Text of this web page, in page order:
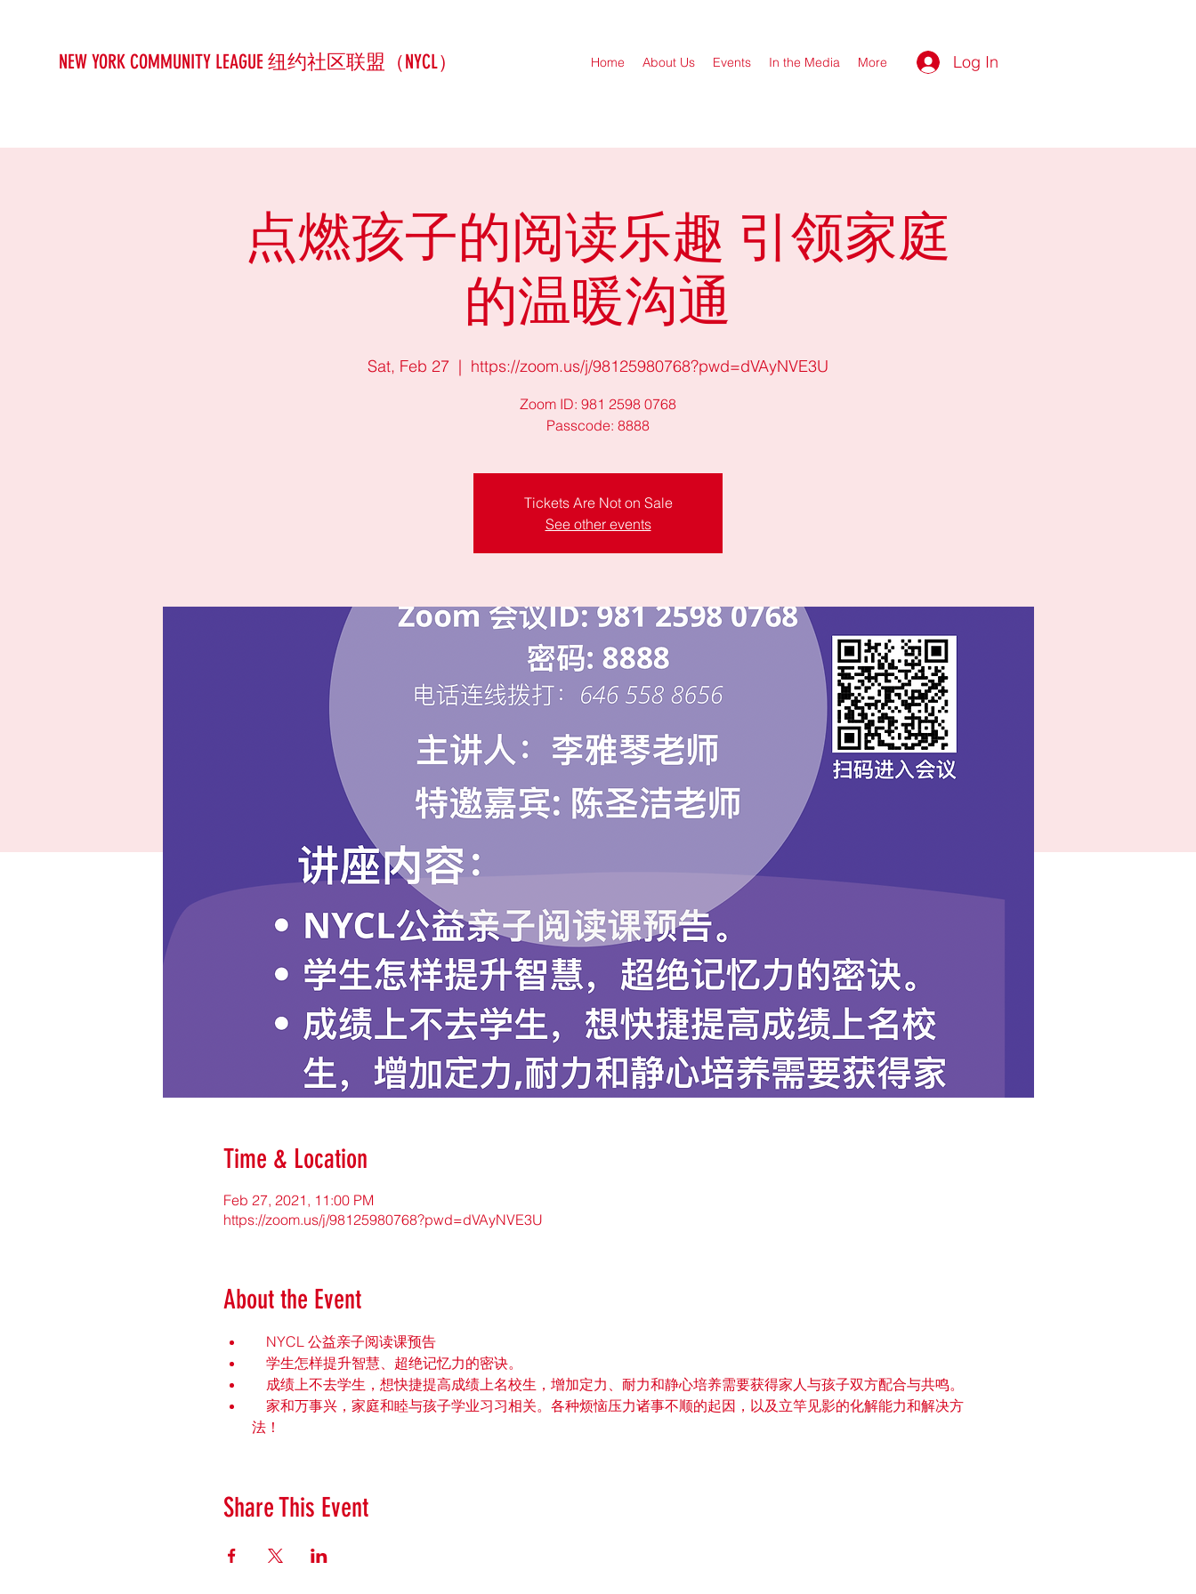
NEW YORK COMMUNITY LEAGUE 纽约社区联盟（NYCL） Home About Us Events In the Media More Log In
点燃孩子的阅读乐趣 引领家庭
的温暖沟通
Sat, Feb 27
  |
https://zoom.us/j/98125980768?pwd=dVAyNVE3U
Zoom ID: 981 2598 0768
Passcode: 8888
Tickets Are Not on Sale
See other events
Time & Location
Feb 27, 2021, 11:00 PM
https://zoom.us/j/98125980768?pwd=dVAyNVE3U
About the Event
NYCL 公益亲子阅读课预告
学生怎样提升智慧、超绝记忆力的密诀。
成绩上不去学生，想快捷提高成绩上名校生，增加定力、耐力和静心培养需要获得家人与孩子双方配合与共鸣。
家和万事兴，家庭和睦与孩子学业习习相关。各种烦恼压力诸事不顺的起因，以及立竿见影的化解能力和解决方
法！
Share This Event